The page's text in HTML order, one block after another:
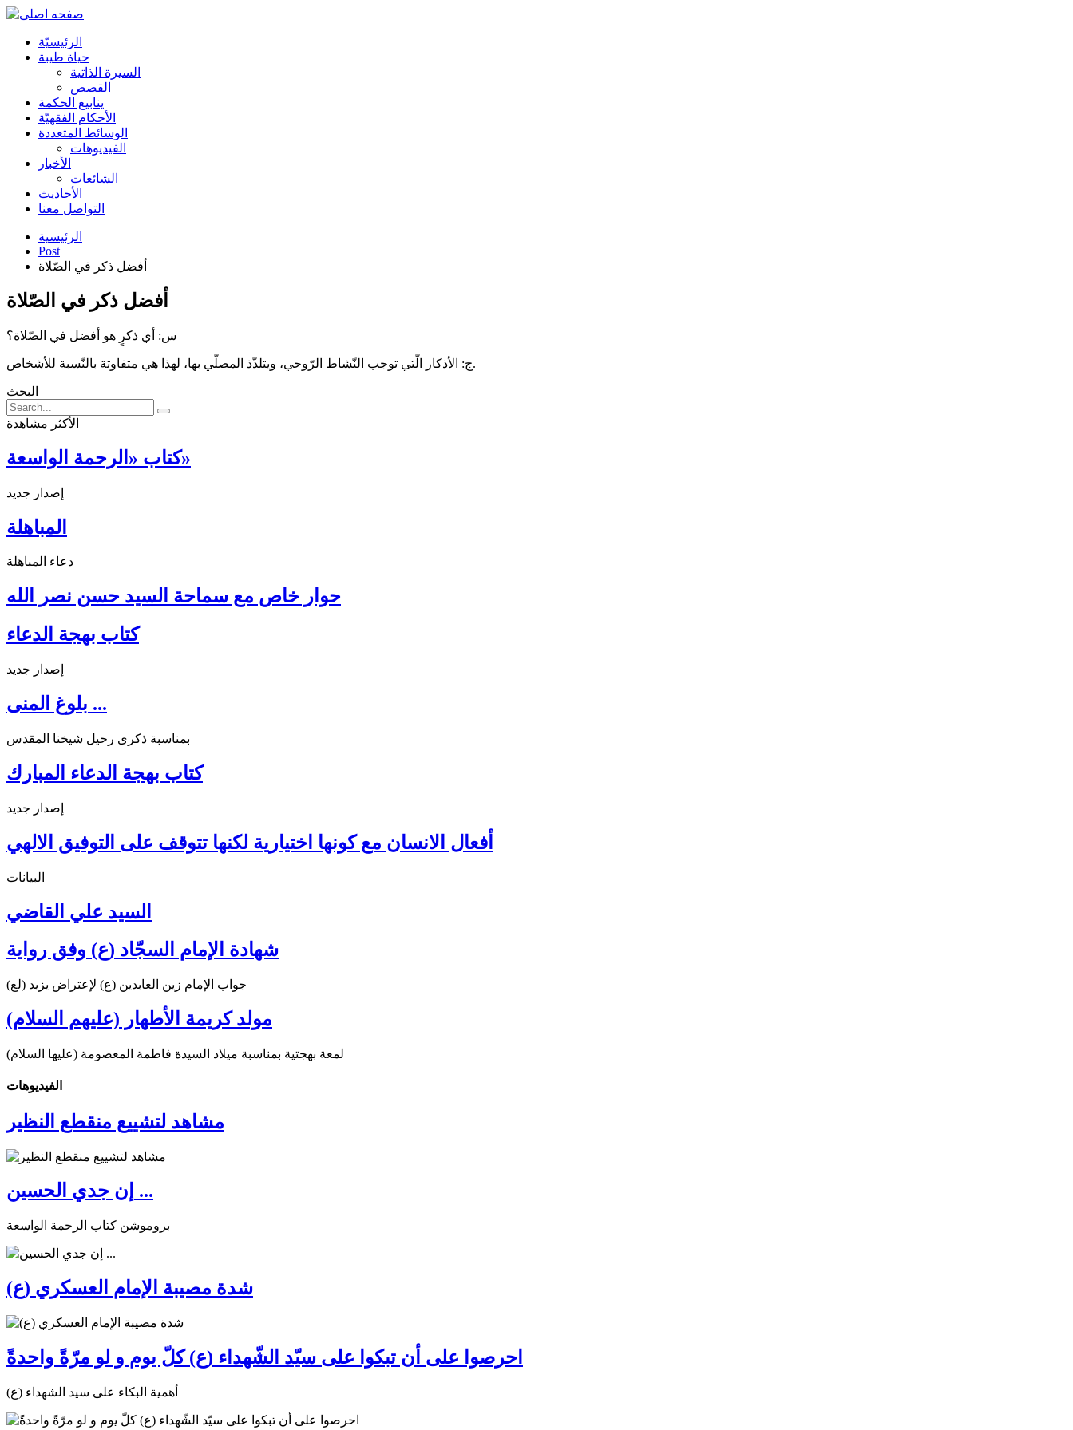
الرئیسیّة
حياة طيبة
السيرة الذاتية
القصص
ينابيع الحكمة
الأحکام الفقهیّة
الوسائط المتعددة
الفیدیوهات
الأخبار
الشائعات
الأحادیث
التواصل معنا
الرئيسية
Post
أفضل ذكر في الصّلاة
أفضل ذكر في الصّلاة
س: أي ذكرٍ هو أفضل في الصّلاة؟
ج: الأذكار الّتي توجب النّشاط الرّوحي، ويتلذّذ المصلّي بها، لهذا هي متفاوتة بالنّسبة للأشخاص.
البحث
الأكثر مشاهدة
كتاب «الرحمة الواسعة»
إصدار جديد
المباهلة
دعاء المباهلة
حوار خاص مع سماحة السيد حسن نصر الله
كتاب بهجة الدعاء
إصدار جديد
بلوغ المنى ...
بمناسبة ذكرى رحيل شيخنا المقدس
كتاب بهجة الدعاء المبارك
إصدار جديد
أفعال الانسان مع كونها اختيارية لكنها تتوقف على التوفيق الالهي
البيانات
السيد علي القاضي
شهادة الإمام السجّاد (ع) وفق رواية
جواب الإمام زين العابدين (ع) لإعتراض يزيد (لع)
مولد كريمة الأطهار (عليهم السلام)
لمعة بهجتية بمناسبة ميلاد السيدة فاطمة المعصومة (عليها السلام)
الفیدیوهات
مشاهد لتشييع منقطع النظير
إن جدي الحسين ...
بروموشن كتاب الرحمة الواسعة
شدة مصيبة الإمام العسكري (ع)
احرصوا على أن تبكوا على سيّد الشّهداء (ع) كلّ يوم و لو مرّةً واحدةً
أهمية البكاء على سيد الشهداء (ع)